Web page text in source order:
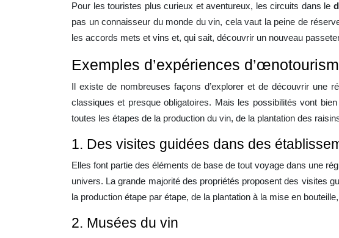
Pour les touristes plus curieux et aventureux, les circuits dans le
pas un connaisseur du monde du vin, cela vaut la peine de
les accords mets et vins et, qui sait, découvrir un nouveau
Exemples d’expériences
Il existe de nombreuses façons d’explorer et de découvrir une
classiques et presque obligatoires. Mais les possibilités vont
toutes les étapes de la production du vin, de la plantation des
1. Des visites guidées dans des
Elles font partie des éléments de base de tout voyage dans une
univers. La grande majorité des propriétés proposent des visites
la production étape par étape, de la plantation à la mise en
2. Musées du vin